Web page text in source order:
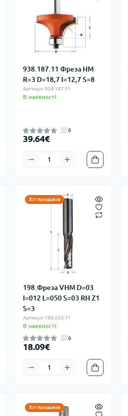
938.187.11 Фреза HM
R=3 D=18,7 I=12,7 S=8
Артикул: 938.187.11
В наявності
0
39.64€
Хіт продажів
198.Фреза VHM D=03
I=012 L=050 S=03 RH Z1
S=3
Артикул: 198.030.11
В наявності
0
18.09€
Хіт продажів